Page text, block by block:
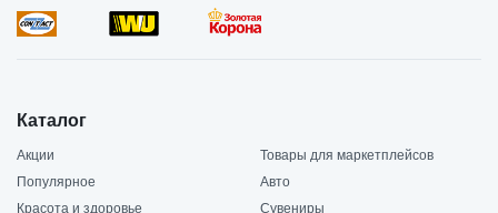
Каталог
Акции
Товары для маркетплейсов
Популярное
Авто
Красота и здоровье
Сувениры